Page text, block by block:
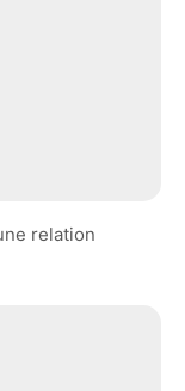
relation